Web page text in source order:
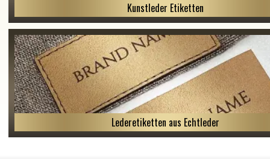
Kunstleder Etiketten
Lederetiketten aus Echtleder